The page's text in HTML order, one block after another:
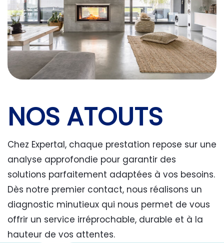
NOS ATOUTS
Chez Expertal, chaque prestation repose sur une
analyse approfondie pour garantir des
solutions parfaitement adaptées à vos besoins.
Dès notre premier contact, nous réalisons un
diagnostic minutieux qui nous permet de vous
offrir un service irréprochable, durable et à la
hauteur de vos attentes.